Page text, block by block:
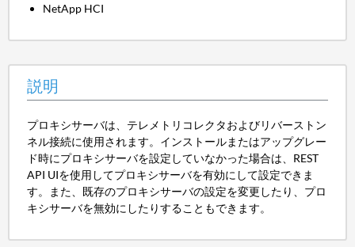
NetApp HCI
説明
プロキシサーバは、テレメトリコレクタおよびリバーストン
ネル接続に使用されます。インストールまたはアップグレー
ド時にプロキシサーバを設定していなかった場合は、REST
API UIを使用してプロキシサーバを有効にして設定できま
す。また、既存のプロキシサーバの設定を変更したり、プロ
キシサーバを無効にしたりすることもできます。